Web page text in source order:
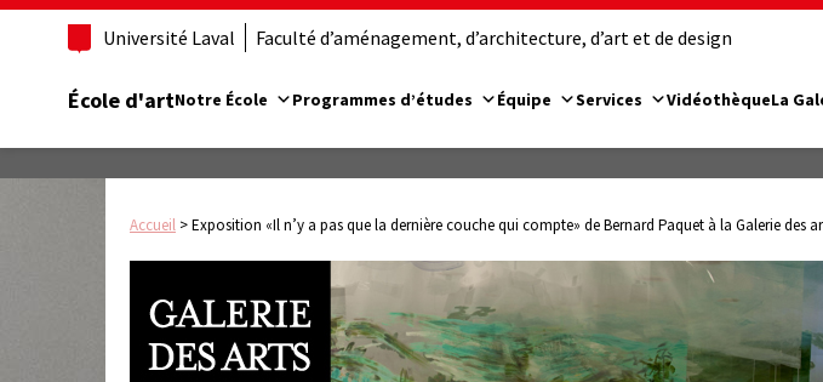
Université Laval Faculté d’aménagement, d’architecture, d’art et de design
École d'artNotre École Programmes d’études Équipe Services VidéothèqueLa
Accueil >Exposition «Il n’y a pas que la dernière couche qui compte» de Bernard Paquet à la Galerie des